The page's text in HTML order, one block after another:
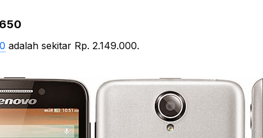
adalah sekitar Rp. 2.149.000.